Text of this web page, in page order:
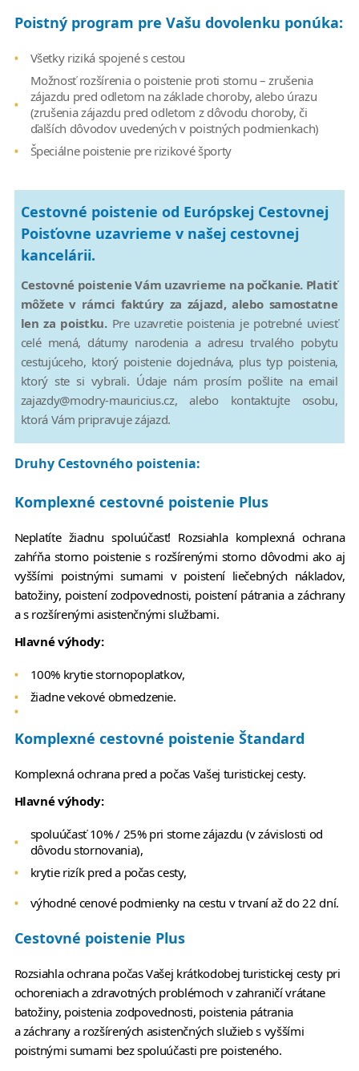
Poistný program pre Vašu dovolenku ponúka:
Všetky riziká spojené s cestou
Možnosť rozšírenia o poistenie proti stornu – zrušenia
zájazdu pred odletom na základe choroby, alebo úrazu
(zrušenia zájazdu pred odletom z dôvodu choroby, či
ďalších dôvodov uvedených v poistných podmienkach)
Špeciálne poistenie pre rizikové športy
Cestovné poistenie od Európskej Cestovnej
Poisťovne uzavrieme v našej cestovnej
kancelárii.
Cestovné poistenie Vám uzavrieme na počkanie. Platiť
môžete v rámci faktúry za zájazd, alebo samostatne
len za poistku.Pre uzavretie poistenia je potrebné uviesť
celé mená, dátumy narodenia a adresu trvalého pobytu
cestujúceho, ktorý poistenie dojednáva, plus typ poistenia,
ktorý ste si vybrali. Údaje nám prosím pošlite na email
zajazdy@modry-mauricius.cz, alebo kontaktujte osobu,
ktorá Vám pripravuje zájazd.
Druhy Cestovného poistenia:
Komplexné cestovné poistenie Plus
Neplatíte žiadnu spoluúčasť! Rozsiahla komplexná ochrana
zahŕňa storno poistenie s rozšírenými storno dôvodmi ako aj
vyššími poistnými sumami v poistení liečebných nákladov,
batožiny, poistení zodpovednosti, poistení pátrania a záchrany
a s rozšírenými asistenčnými službami.
Hlavné výhody:
100% krytie stornopoplatkov,
žiadne vekové obmedzenie.
Komplexné cestovné poistenie Štandard
Komplexná ochrana pred a počas Vašej turistickej cesty.
Hlavné výhody:
spoluúčasť 10% / 25% pri storne zájazdu (v závislosti od
dôvodu stornovania),
krytie rizík pred a počas cesty,
výhodné cenové podmienky na cestu v trvaní až do 22 dní.
Cestovné poistenie Plus
Rozsiahla ochrana počas Vašej krátkodobej turistickej cesty pri
ochoreniach a zdravotných problémoch v zahraničí vrátane
batožiny, poistenia zodpovednosti, poistenia pátrania
a záchrany a rozšírených asistenčných služieb s vyššími
poistnými sumami bez spoluúčasti pre poisteného.